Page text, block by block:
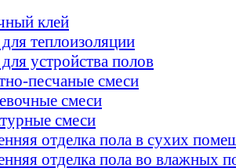
клей
теплоизоляции
устройства полов
песчаные смеси
смеси
смеси
отделка пола в сухих
отделка пола во влажных